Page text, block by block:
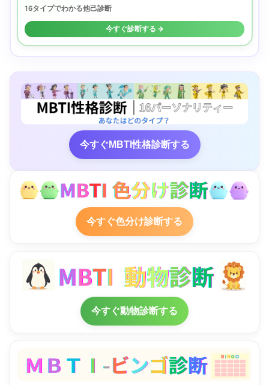
16タイプでわかる他己診断
今すぐ診断する →
今すぐMBTI性格診断する
今すぐ色分け診断する
今すぐ動物診断する